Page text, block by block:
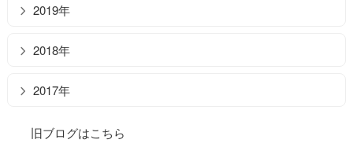
2019年
2018年
2017年
旧ブログはこちら